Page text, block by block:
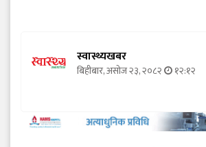
स्वास्थ्यखबर
बिहीबार, असोज २३, २०८२ १२:१२